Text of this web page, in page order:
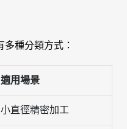
多種分類方式：
適用場景
小直徑精密加工